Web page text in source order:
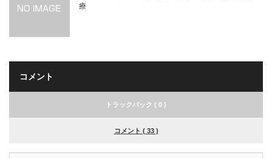
療
コメント
トラックバック ( 0 )
コメント ( 33 )